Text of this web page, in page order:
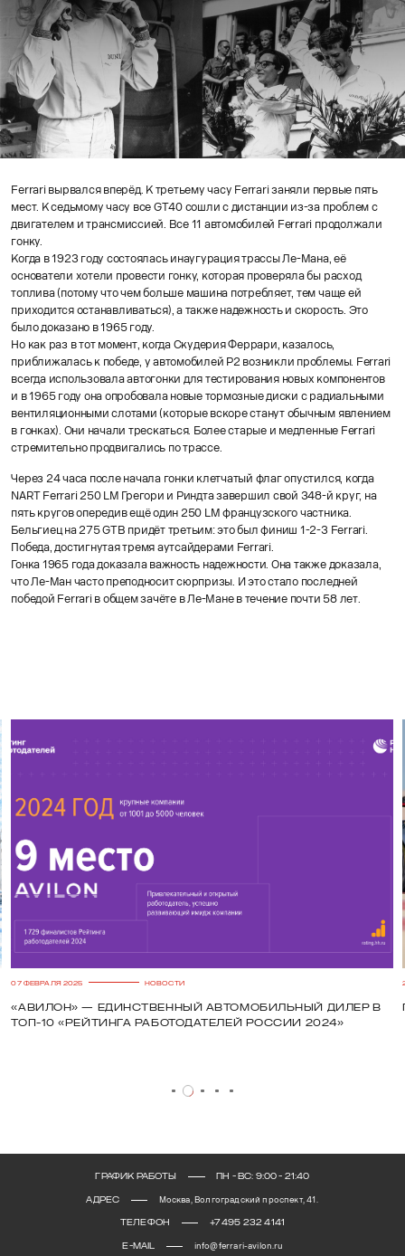
Ferrari вырвался вперёд. К третьему часу Ferrari заняли первые пять
мест. К седьмому часу все GT40 сошли с дистанции из-за проблем с
двигателем и трансмиссией. Все 11 автомобилей Ferrari продолжали
гонку.
Когда в 1923 году состоялась инаугурация трассы Ле-Мана, её
основатели хотели провести гонку, которая проверяла бы расход
топлива (потому что чем больше машина потребляет, тем чаще ей
приходится останавливаться), а также надежность и скорость. Это
было доказано в 1965 году.
Но как раз в тот момент, когда Скудерия Феррари, казалось,
приближалась к победе, у автомобилей P2 возникли проблемы. Ferrari
всегда использовала автогонки для тестирования новых компонентов
и в 1965 году она опробовала новые тормозные диски с радиальными
вентиляционными слотами (которые вскоре станут обычным явлением
в гонках). Они начали трескаться. Более старые и медленные Ferrari
стремительно продвигались по трассе.
Через 24 часа после начала гонки клетчатый флаг опустился, когда
NART Ferrari 250 LM Грегори и Риндта завершил свой 348-й круг, на
пять кругов опередив ещё один 250 LM французского частника.
Бельгиец на 275 GTB придёт третьим: это был финиш 1-2-3 Ferrari.
Победа, достигнутая тремя аутсайдерами Ferrari.
Гонка 1965 года доказала важность надежности. Она также доказала,
что Ле-Ман часто преподносит сюрпризы. И это стало последней
победой Ferrari в общем зачёте в Ле-Мане в течение почти 58 лет.
07 ФЕВРАЛЯ 2025 НОВОСТИ
«Авилон» — единственный автомобильный дилер в
топ-10 «Рейтинга работодателей России 2024»
ГРАФИК РАБОТЫ ПН - ВС: 9:00 - 21:40
АДРЕС Москва, Волгоградский проспект, 41.
ТЕЛЕФОН +7 495 232 4141
E-MAIL info@ferrari-avilon.ru